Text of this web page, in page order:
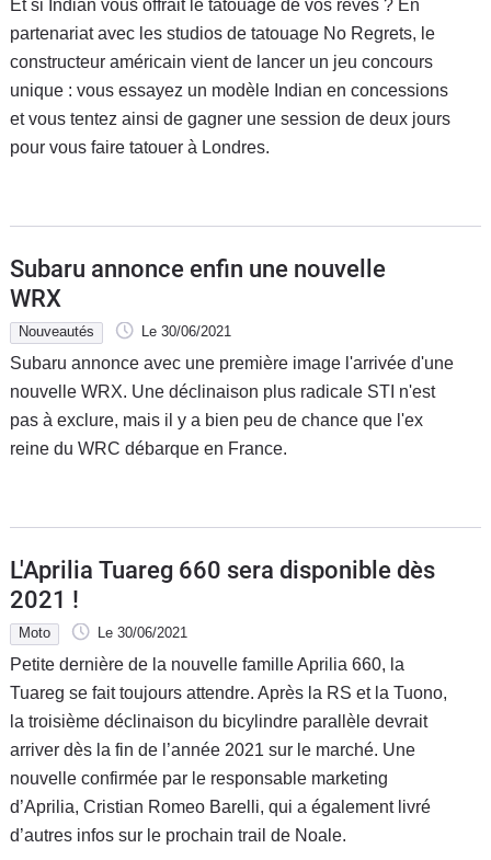
Et si Indian vous offrait le tatouage de vos rêves ? En
partenariat avec les studios de tatouage No Regrets, le
constructeur américain vient de lancer un jeu concours
unique : vous essayez un modèle Indian en concessions
et vous tentez ainsi de gagner une session de deux jours
pour vous faire tatouer à Londres.
Subaru annonce enfin une nouvelle
WRX
Nouveautés Le 30/06/2021
Subaru annonce avec une première image l'arrivée d'une
nouvelle WRX. Une déclinaison plus radicale STI n'est
pas à exclure, mais il y a bien peu de chance que l'ex
reine du WRC débarque en France.
L'Aprilia Tuareg 660 sera disponible dès
2021 !
Moto Le 30/06/2021
Petite dernière de la nouvelle famille Aprilia 660, la
Tuareg se fait toujours attendre. Après la RS et la Tuono,
la troisième déclinaison du bicylindre parallèle devrait
arriver dès la fin de l’année 2021 sur le marché. Une
nouvelle confirmée par le responsable marketing
d’Aprilia, Cristian Romeo Barelli, qui a également livré
d’autres infos sur le prochain trail de Noale.